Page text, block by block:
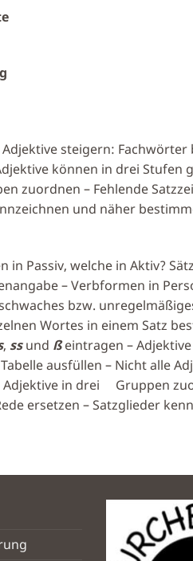
steigern: Fachwörter
können in drei Stufen
zuordnen – Fehlende
und näher
in Passiv, welche in Aktiv?
– Verbformen in
bzw.
Wortes in einem Satz
, ssund ßeintragen –
ausfüllen – Nicht alle
in drei Gruppen
ersetzen – Satzglieder